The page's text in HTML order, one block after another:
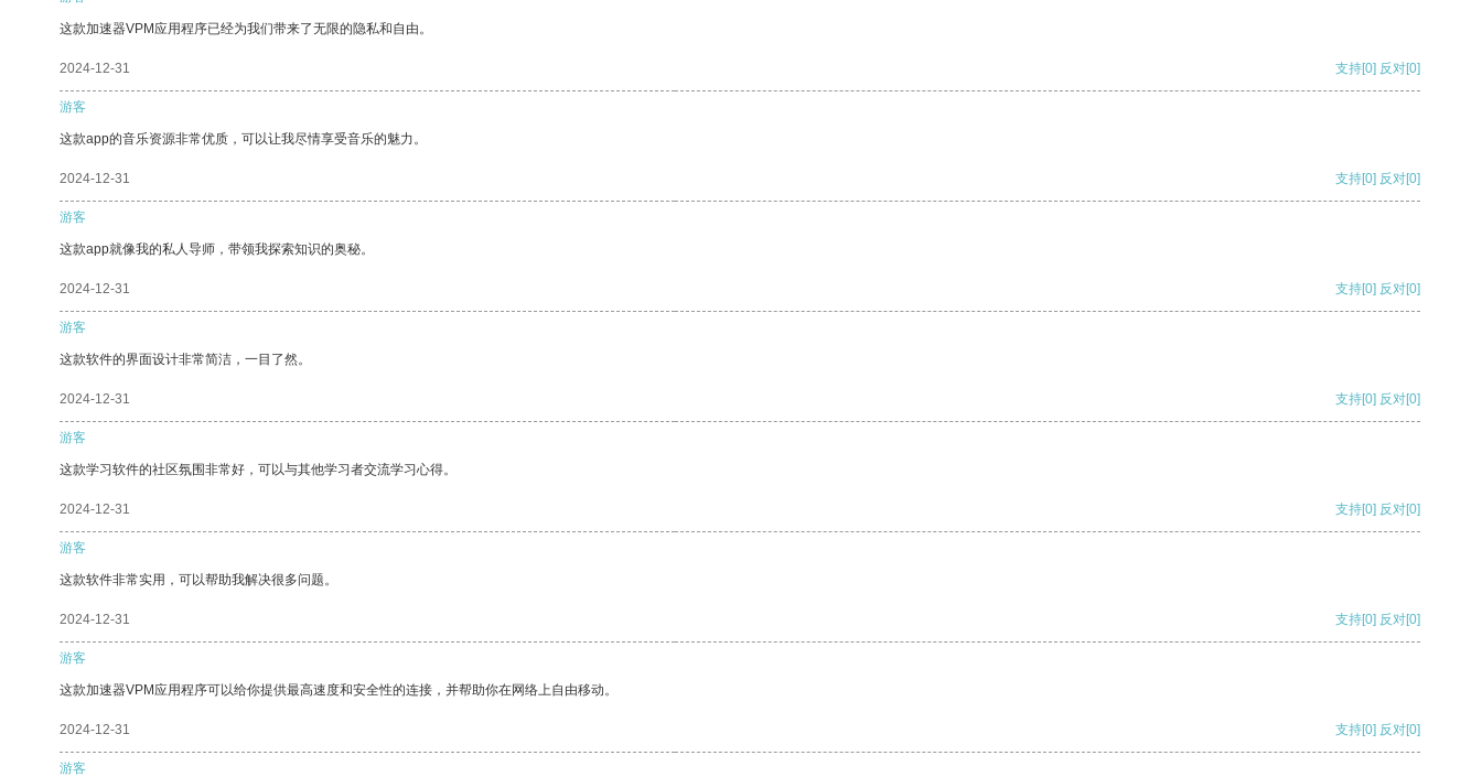
这款加速器VPM应用程序已经为我们带来了无限的隐私和自由。
2024-12-31 支持[0] 反对[0]
游客
这款app的音乐资源非常优质，可以让我尽情享受音乐的魅力。
2024-12-31 支持[0] 反对[0]
游客
这款app就像我的私人导师，带领我探索知识的奥秘。
2024-12-31 支持[0] 反对[0]
游客
这款软件的界面设计非常简洁，一目了然。
2024-12-31 支持[0] 反对[0]
游客
这款学习软件的社区氛围非常好，可以与其他学习者交流学习心得。
2024-12-31 支持[0] 反对[0]
游客
这款软件非常实用，可以帮助我解决很多问题。
2024-12-31 支持[0] 反对[0]
游客
这款加速器VPM应用程序可以给你提供最高速度和安全性的连接，并帮助你在网络上自由移动。
2024-12-31 支持[0] 反对[0]
游客